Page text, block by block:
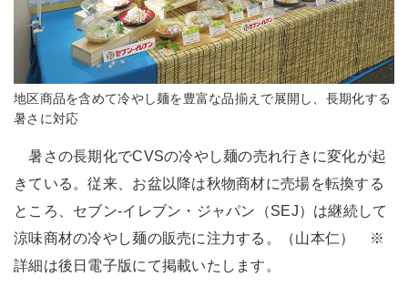
地区商品を含めて冷やし麺を豊富な品揃えで展開し、長期化する
暑さに対応
暑さの長期化でCVSの冷やし麺の売れ行きに変化が起
きている。従来、お盆以降は秋物商材に売場を転換する
ところ、セブン-イレブン・ジャパン（SEJ）は継続して
涼味商材の冷やし麺の販売に注力する。（山本仁） ※
詳細は後日電子版にて掲載いたします。